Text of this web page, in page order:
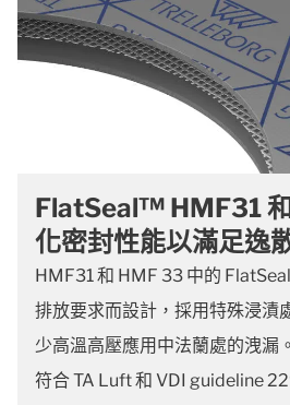
FlatSeal™ HMF31
化密封性能以滿足逸
HMF31 和 HMF 33 中的
排放要求而設計，採用特殊浸漬
少高溫高壓應用中法蘭處的洩漏
符合 TA Luft 和 VDI guideline